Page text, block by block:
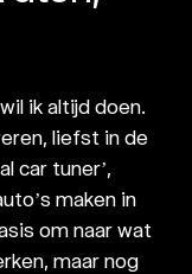
ik altijd doen.
liefst in de
car tuner’,
maken in
om naar wat
maar nog